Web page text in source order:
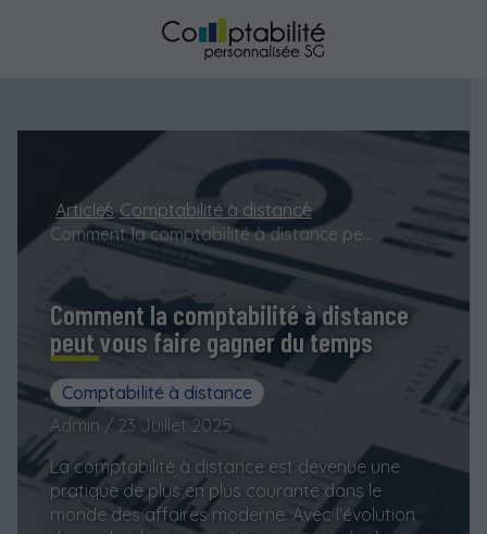
Articles Comptabilité à distance
Comment la comptabilité à distance peut vous faire gagner du temps
Comment la comptabilité à distance
peut vous faire gagner du temps
Comptabilité à distance
Admin / 23 Juillet 2025
La comptabilité à distance est devenue une
pratique de plus en plus courante dans le
monde des affaires moderne. Avec l'évolution